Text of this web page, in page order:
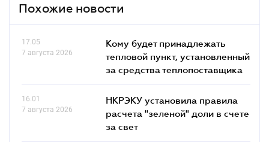
Похожие новости
17.05
7 августа 2026
Кому будет принадлежать
тепловой пункт, установленный
за средства теплопоставщика
16.01
7 августа 2026
НКРЭКУ установила правила
расчета "зеленой" доли в счете
за свет